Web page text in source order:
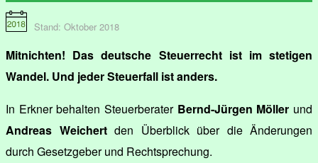
Stand: Oktober 2018
Mitnichten! Das deutsche Steuerrecht ist im stetigen
Wandel. Und jeder Steuerfall ist anders.
In Erkner behalten Steuerberater Bernd-Jürgen Möller und
Andreas Weichertden Überblick über die Änderungen
durch Gesetzgeber und Rechtsprechung.